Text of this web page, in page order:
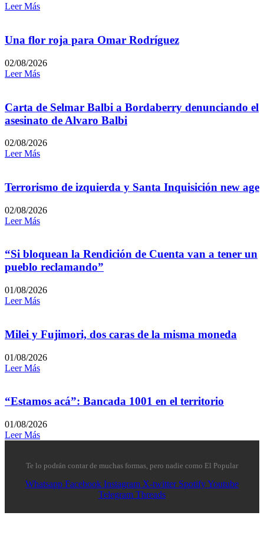
Leer Más
Una flor roja para Omar Rodríguez
02/08/2026
Leer Más
Carta de Selmar Balbi a Bordaberry denunciando el
asesinato de Alvaro Balbi
02/08/2026
Leer Más
Terrorismo de izquierda y Santa Inquisición new age
02/08/2026
Leer Más
“Si bloquean la Rendición de Cuenta van a tener un
pueblo reclamando”
01/08/2026
Leer Más
Milei y Fujimori, dos caras de la misma moneda
01/08/2026
Leer Más
“Estamos acá”: Bancada 1001 en el territorio
01/08/2026
Leer Más
Te lo podrán contar de muchas formas, pero nadie como El Popular
Whatsapp Facebook Instagram X-twitter SpotifyYoutube
Telegram Threads